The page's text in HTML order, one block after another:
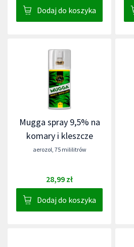
Dodaj do koszyka
Mugga spray 9,5% na
komary i kleszcze
aerozol, 75 mililitrów
28,99 zł
Dodaj do koszyka